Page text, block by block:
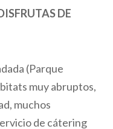
DE
(Parque
muy abruptos,
muchos
de cátering